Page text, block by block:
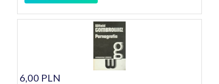
6,00 PLN